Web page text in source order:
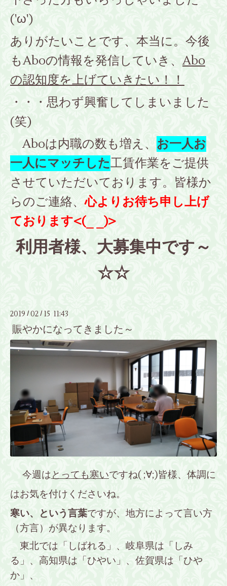
('ω')
ありがたいことです、本当に。今後
もAboの情報を発信していき、Abo
の認知度を上げていきたい！！
・・・思わず興奮してしまいました
(笑)
Aboは内職の数も増え、 お一人お
一人にマッチした工賃作業をご提供
させていただいております。 皆様か
らのご連絡、心よりお待ち申し上げ
ております<(_ _)>
利用者様、大募集中です～
☆☆
2019 / 02 / 15 11:43
賑やかになってきました～
今週はとっても寒いですね( ;∀;)皆様、体調に
はお気を付けくださいね。
寒い、という言葉ですが、地方によって言い方
（方言）が異なります。
東北では「しばれる」、岐阜県は「しみ
る」、高知県は「ひやい」、佐賀県は「ひや
か」、